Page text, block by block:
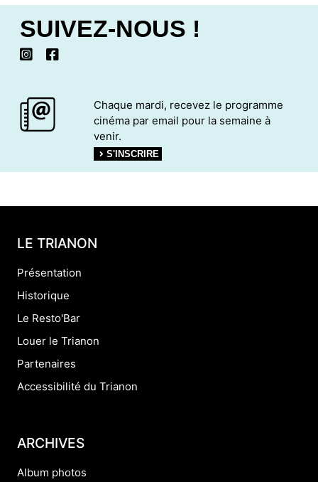
SUIVEZ-NOUS !
Chaque mardi, recevez le programme
cinéma par email pour la semaine à
venir.
S'INSCRIRE
LE TRIANON
Présentation
Historique
Le Resto'Bar
Louer le Trianon
Partenaires
Accessibilité du Trianon
ARCHIVES
Album photos